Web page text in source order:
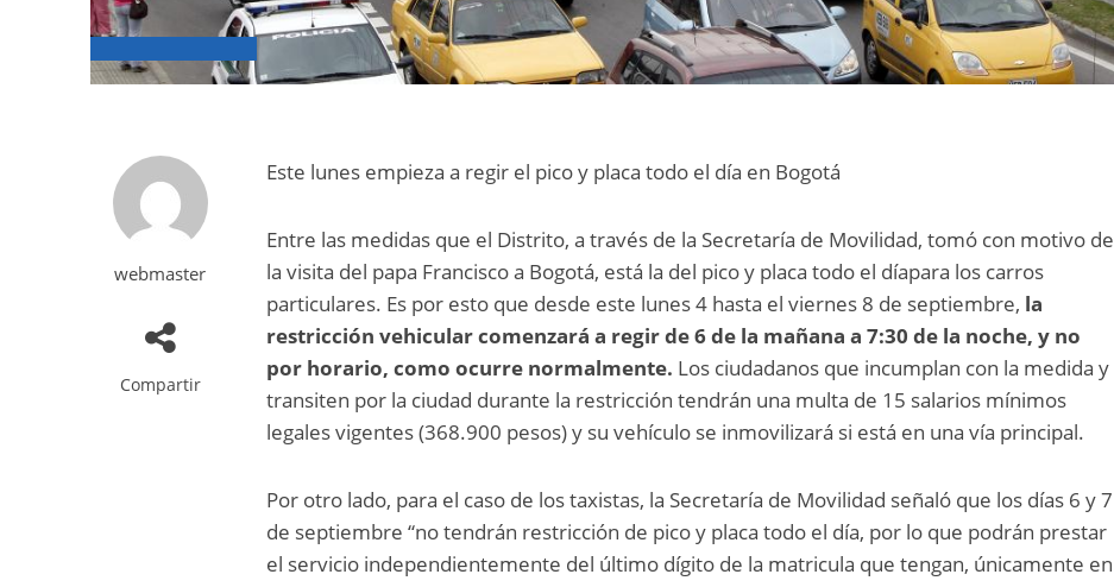
webmaster
Compartir
Este lunes empieza a regir el pico y placa todo el día en Bogotá
Entre las medidas que el Distrito, a través de la Secretaría de Movilidad, tomó con motivo de
la visita del papa Francisco a Bogotá, está la del pico y placa todo el díapara los carros
particulares. Es por esto que desde este lunes 4 hasta el viernes 8 de septiembre, la
restricción vehicular comenzará a regir de 6 de la mañana a 7:30 de la noche, y no
por horario, como ocurre normalmente. Los ciudadanos que incumplan con la medida y
transiten por la ciudad durante la restricción tendrán una multa de 15 salarios mínimos
legales vigentes (368.900 pesos) y su vehículo se inmovilizará si está en una vía principal.
Por otro lado, para el caso de los taxistas, la Secretaría de Movilidad señaló que los días 6 y 7
de septiembre “no tendrán restricción de pico y placa todo el día, por lo que podrán prestar
el servicio independientemente del último dígito de la matricula que tengan, únicamente en